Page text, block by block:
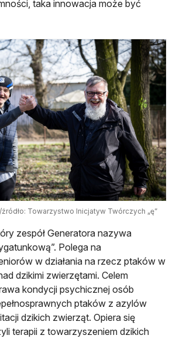
taka innowacja może być
Towarzystwo Inicjatyw Twórczych „ę”
zespół Generatora nazywa
Polega na
w działania na rzecz ptaków w
dzikimi zwierzętami. Celem
kondycji psychicznej osób
ptaków z azylów
dzikich zwierząt. Opiera się
terapii z towarzyszeniem dzikich